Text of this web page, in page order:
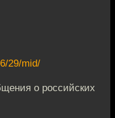
29/mid/
о российских